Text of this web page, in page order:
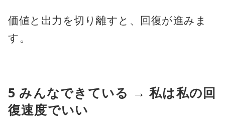
価値と出力を切り離すと、回復が進みま
す。
5 みんなできている → 私は私の回
復速度でいい